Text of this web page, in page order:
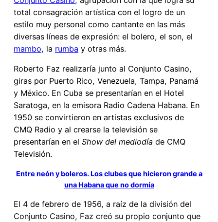
total consagración artística con el logro de un
estilo muy personal como cantante en las más
diversas líneas de expresión: el bolero, el son, el
mambo, la rumba y otras más.
Roberto Faz realizaría junto al Conjunto Casino,
giras por Puerto Rico, Venezuela, Tampa, Panamá
y México. En Cuba se presentarían en el Hotel
Saratoga, en la emisora Radio Cadena Habana. En
1950 se convirtieron en artistas exclusivos de
CMQ Radio y al crearse la televisión se
presentarían en el Show del mediodía de CMQ
Televisión.
Entre neón y boleros. Los clubes que hicieron grande a
una Habana que no dormía
El 4 de febrero de 1956, a raíz de la división del
Conjunto Casino, Faz creó su propio conjunto que